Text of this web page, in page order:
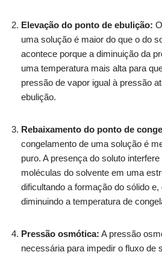
Elevação do ponto de ebulição:
uma solução é maior do que o do
acontece porque a diminuição da
uma temperatura mais alta para
pressão de vapor igual à pressão
ebulição.
Rebaixamento do ponto de
congelamento de uma solução é
puro. A presença do soluto
moléculas do solvente em uma
dificultando a formação do sólido
diminuindo a temperatura de
Pressão osmótica: A pressão
necessária para impedir o fluxo de